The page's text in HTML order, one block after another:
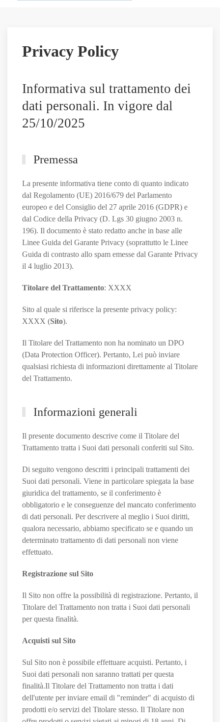
non
solo
Privacy Policy
Informativa sul trattamento dei
dati personali. In vigore dal
25/10/2025
Premessa
La presente informativa tiene conto di quanto indicato
dal Regolamento (UE) 2016/679 del Parlamento
europeo e del Consiglio del 27 aprile 2016 (GDPR) e
dal Codice della Privacy (D. Lgs 30 giugno 2003 n.
196). Il documento è stato redatto anche in base alle
Linee Guida del Garante Privacy (soprattutto le Linee
Guida di contrasto allo spam emesse dal Garante Privacy
il 4 luglio 2013).
Titolare del Trattamento: XXXX
Sito al quale si riferisce la presente privacy policy:
XXXX (Sito).
Il Titolare del Trattamento non ha nominato un DPO
(Data Protection Officer). Pertanto, Lei può inviare
qualsiasi richiesta di informazioni direttamente al Titolare
del Trattamento.
Informazioni generali
Il presente documento descrive come il Titolare del
Trattamento tratta i Suoi dati personali conferiti sul Sito.
Di seguito vengono descritti i principali trattamenti dei
Suoi dati personali. Viene in particolare spiegata la base
giuridica del trattamento, se il conferimento è
obbligatorio e le conseguenze del mancato conferimento
di dati personali. Per descrivere al meglio i Suoi diritti,
qualora necessario, abbiamo specificato se e quando un
determinato trattamento di dati personali non viene
effettuato.
Registrazione sul Sito
Il Sito non offre la possibilità di registrazione. Pertanto, il
Titolare del Trattamento non tratta i Suoi dati personali
per questa finalità.
Acquisti sul Sito
Sul Sito non è possibile effettuare acquisti. Pertanto, i
Suoi dati personali non saranno trattati per questa
finalità.Il Titolare del Trattamento non tratta i dati
dell'utente per inviare email di "reminder" di acquisto di
prodotti e/o servizi del Titolare stesso. Il Titolare non